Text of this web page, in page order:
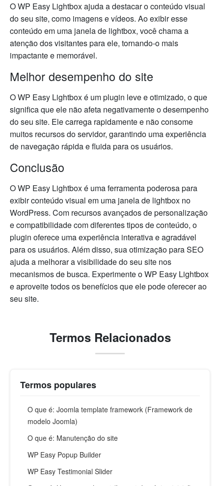
O WP Easy Lightbox ajuda a destacar o conteúdo visual
do seu site, como imagens e vídeos. Ao exibir esse
conteúdo em uma janela de lightbox, você chama a
atenção dos visitantes para ele, tornando-o mais
impactante e memorável.
Melhor desempenho do site
O WP Easy Lightbox é um plugin leve e otimizado, o que
significa que ele não afeta negativamente o desempenho
do seu site. Ele carrega rapidamente e não consome
muitos recursos do servidor, garantindo uma experiência
de navegação rápida e fluida para os usuários.
Conclusão
O WP Easy Lightbox é uma ferramenta poderosa para
exibir conteúdo visual em uma janela de lightbox no
WordPress. Com recursos avançados de personalização
e compatibilidade com diferentes tipos de conteúdo, o
plugin oferece uma experiência interativa e agradável
para os usuários. Além disso, sua otimização para SEO
ajuda a melhorar a visibilidade do seu site nos
mecanismos de busca. Experimente o WP Easy Lightbox
e aproveite todos os benefícios que ele pode oferecer ao
seu site.
Termos Relacionados
Termos populares
O que é: Joomla template framework (Framework de
modelo Joomla)
O que é: Manutenção do site
WP Easy Popup Builder
WP Easy Testimonial Slider